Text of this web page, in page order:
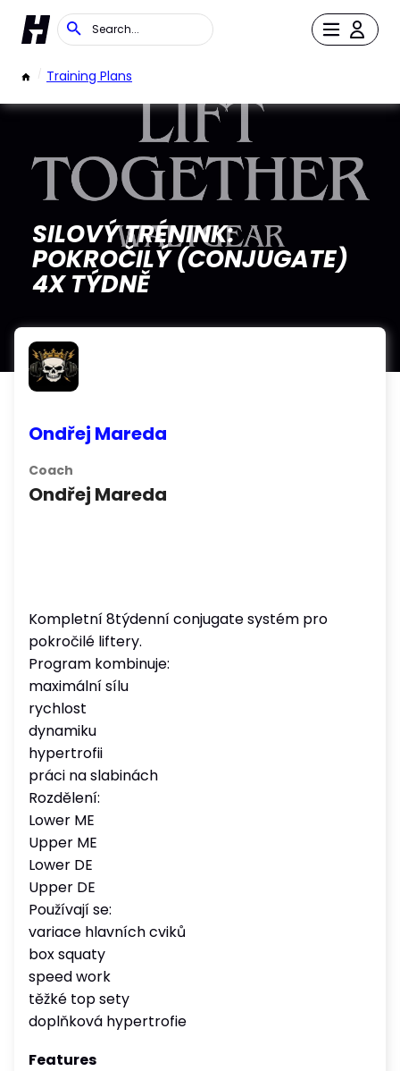
/ Training Plans
SILOVÝ TRÉNINK:
POKROČILÝ (CONJUGATE)
4X TÝDNĚ
Ondřej Mareda
Coach
Ondřej Mareda
Kompletní 8týdenní conjugate systém pro
pokročilé liftery.
Program kombinuje:
maximální sílu
rychlost
dynamiku
hypertrofii
práci na slabinách
Rozdělení:
Lower ME
Upper ME
Lower DE
Upper DE
Používají se:
variace hlavních cviků
box squaty
speed work
těžké top sety
doplňková hypertrofie
Features